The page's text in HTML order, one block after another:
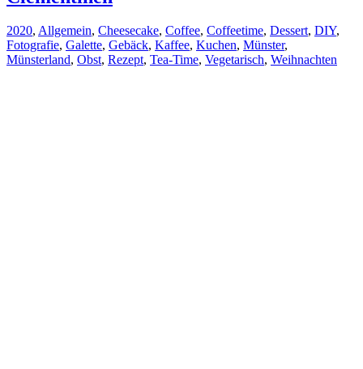
2020, Allgemein, Cheesecake, Coffee, Coffeetime, Dessert, DIY,
Fotografie, Galette, Gebäck, Kaffee, Kuchen, Münster,
Münsterland, Obst, Rezept, Tea-Time, Vegetarisch, Weihnachten